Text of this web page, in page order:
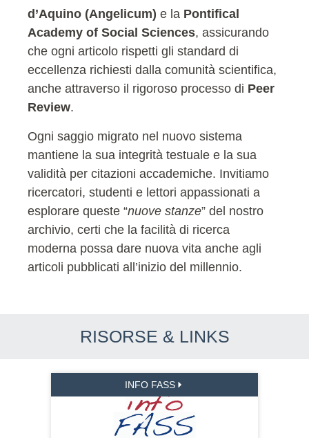
d’Aquino (Angelicum) e la Pontifical
Academy of Social Sciences, assicurando
che ogni articolo rispetti gli standard di
eccellenza richiesti dalla comunità scientifica,
anche attraverso il rigoroso processo di Peer
Review.
Ogni saggio migrato nel nuovo sistema
mantiene la sua integrità testuale e la sua
validità per citazioni accademiche. Invitiamo
ricercatori, studenti e lettori appassionati a
esplorare queste “nuove stanze” del nostro
archivio, certi che la facilità di ricerca
moderna possa dare nuova vita anche agli
articoli pubblicati all’inizio del millennio.
RISORSE & LINKS
INFO FASS